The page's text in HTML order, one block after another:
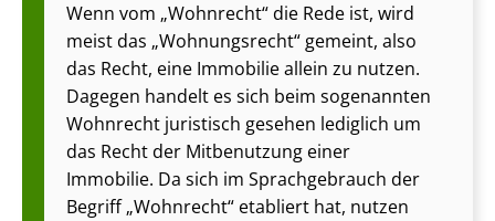
Wenn vom „Wohnrecht“ die Rede ist, wird
meist das „Wohnungsrecht“ gemeint, also
das Recht, eine Immobilie allein zu nutzen.
Dagegen handelt es sich beim sogenannten
Wohnrecht juristisch gesehen lediglich um
das Recht der Mitbenutzung einer
Immobilie. Da sich im Sprachgebrauch der
Begriff „Wohnrecht“ etabliert hat, nutzen